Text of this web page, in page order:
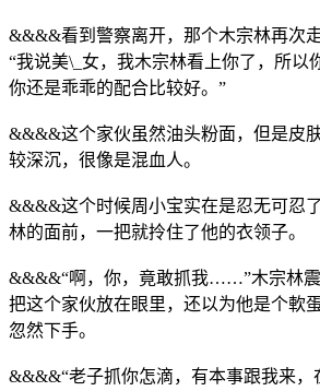
&&&&看到警察离开，那个木宗林再次
“我说美\_女，我木宗林看上你了，所以
你还是乖乖的配合比较好。”
&&&&这个家伙虽然油头粉面，但是皮
较深沉，很像是混血人。
&&&&这个时候周小宝实在是忍无可忍
林的面前，一把就拎住了他的衣领子。
&&&&“啊，你，竟敢抓我……”木宗林
把这个家伙放在眼里，还以为他是个軟
忽然下手。
&&&&“老子抓你怎滴，有本事跟我来，